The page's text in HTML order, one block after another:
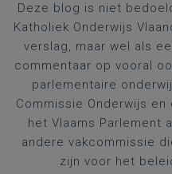
Deze blog is niet
Katholiek Onderwijs
verslag, maar wel als
commentaar op vooral
parlementaire
Commissie Onderwijs
het Vlaams Parlement
andere vakcommissie
zijn voor het